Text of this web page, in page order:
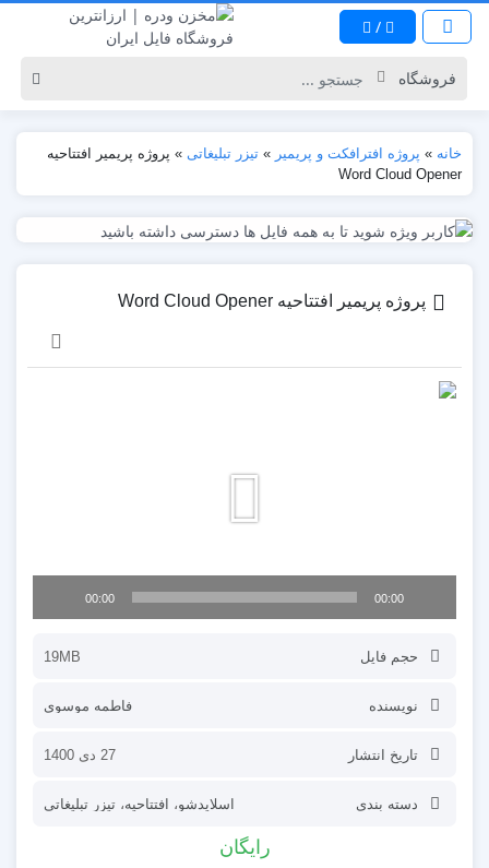
/
خانه » پروژه افترافکت و پریمیر » تیزر تبلیغاتی » پروژه پریمیر افتتاحیه
Word Cloud Opener
پروژه پریمیر افتتاحیه Word Cloud Opener
نمایشگر
00:00
00:00
حجم فایل 19MB
نویسنده فاطمه موسوی
تاریخ انتشار 27 دی 1400
دسته بندی اسلایدشو، افتتاحیه، تیزر تبلیغاتی
رایگان